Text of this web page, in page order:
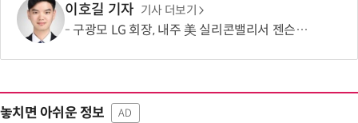
이호길 기자 기사 더보기
구광모 LG 회장, 내주 美 실리콘밸리서 젠슨 황 재회동
놓치면 아쉬운 정보 AD